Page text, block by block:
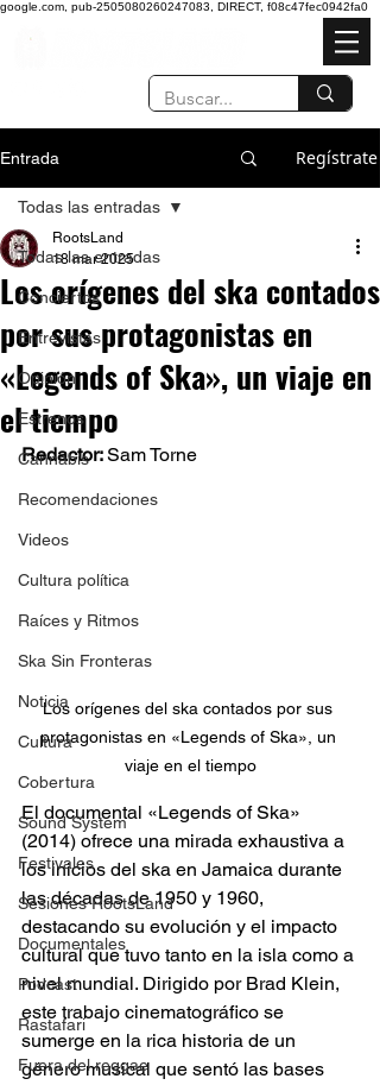
google.com, pub-2505080260247083, DIRECT, f08c47fec0942fa0
Entrada Regístrate
Todas las entradas
Conciertos
Entrevistas
Opinión
Estrenos
Cannabis
Recomendaciones
Videos
Cultura política
Raíces y Ritmos
Ska Sin Fronteras
Noticia
Cultura
Cobertura
Sound System
Festivales
Sesiones RootsLand
Documentales
Podcast
Rastafari
Fuera del reggae
Todas las entradas
Los orígenes del ska contados
por sus protagonistas en
«Legends of Ska», un viaje en
el tiempo
RootsLand
18 mar 2025
Redactor: Sam Torne
Los orígenes del ska contados por sus
protagonistas en «Legends of Ska», un
viaje en el tiempo
El documental «Legends of Ska»
(2014) ofrece una mirada exhaustiva a
los inicios del ska en Jamaica durante
las décadas de 1950 y 1960,
destacando su evolución y el impacto
cultural que tuvo tanto en la isla como a
nivel mundial. Dirigido por Brad Klein,
este trabajo cinematográfico se
sumerge en la rica historia de un
género musical que sentó las bases